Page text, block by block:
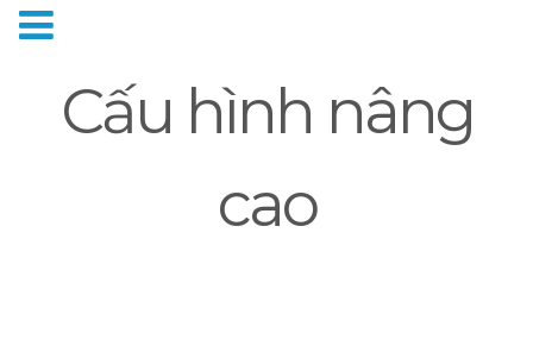
Cấu hình nâng
cao